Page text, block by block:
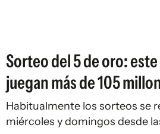
Sorteo del 5 de oro:
juegan más de 105
Habitualmente los sorteos se
miércoles y domingos desde